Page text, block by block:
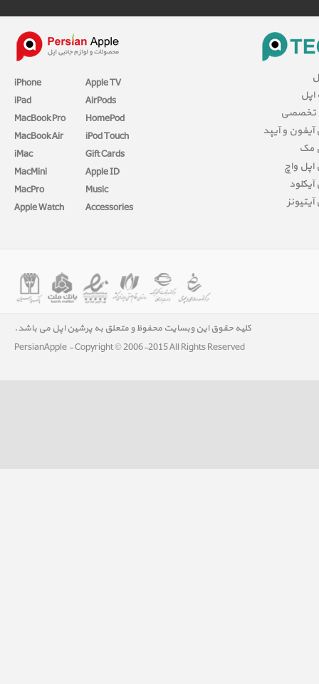
iPhone
iPad
MacBook Pro
MacBook Air
iMac
MacMini
MacPro
Apple Watch
Apple TV
AirPods
HomePod
iPod Touch
Gift Cards
Apple ID
Music
Accessories
اپل
تخصصی
و آیپد
مک
واچ
کلیه حقوق این وبسایت محفوظ و متعلق به پرشین اپل می باشد.
PersianApple - Copyright © 2006-2015 All Rights Reserved